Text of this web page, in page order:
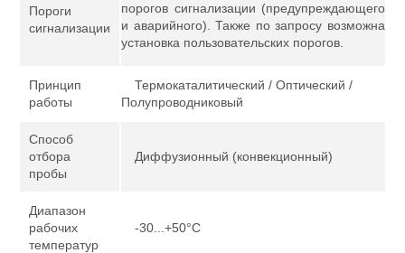
Пороги
сигнализации
порогов сигнализации (предупреждающего
и аварийного). Также по запросу возможна
установка пользовательских порогов.
Принцип
работы
Термокаталитический / Оптический /
Полупроводниковый
Способ
отбора
пробы
Диффузионный (конвекционный)
Диапазон
рабочих
температур
-30...+50°С